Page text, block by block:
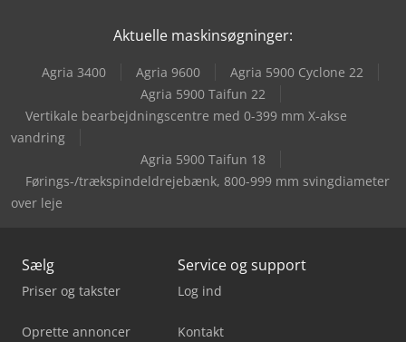
Index Ms22-6
Komatsu Hb365Lc-3
Kubota U56-5
Aktuelle maskinsøgninger:
Agria 3400 Agria 9600
Agria 5900 Cyclone 22
Agria 5900 Taifun 22
Vertikale bearbejdningscentre med 0-399 mm X-akse
vandring
Agria 5900 Taifun 18
Førings-/trækspindeldrejebænk, 800-999 mm svingdiameter
over leje
Sælg
Priser og takster
Oprette annoncer
Service og support
Log ind
Kontakt